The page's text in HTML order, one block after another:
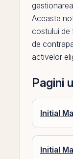
Aceasta
costului de
de
activelor
Pagini
Initial
Initial